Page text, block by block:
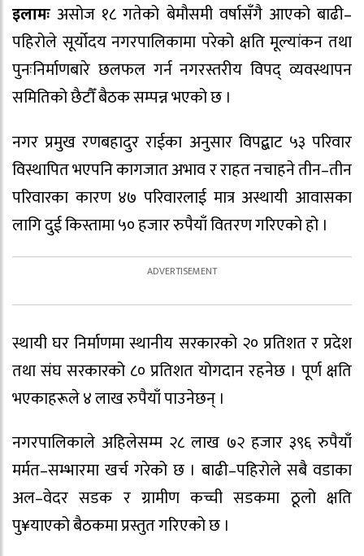
इलामः असोज १८ गतेको बेमौसमी वर्षासँगै आएको बाढी–
पहिरोले सूर्योदय नगरपालिकामा परेको क्षति मूल्यांकन तथा
पुनःनिर्माणबारे छलफल गर्न नगरस्तरीय विपद् व्यवस्थापन
समितिको छैटौँ बैठक सम्पन्न भएको छ ।
नगर प्रमुख रणबहादुर राईका अनुसार विपद्बाट ५३ परिवार
विस्थापित भएपनि कागजात अभाव र राहत नचाहने तीन–तीन
परिवारका कारण ४७ परिवारलाई मात्र अस्थायी आवासका
लागि दुई किस्तामा ५० हजार रुपैयाँ वितरण गरिएको हो ।
स्थायी घर निर्माणमा स्थानीय सरकारको २० प्रतिशत र प्रदेश
तथा संघ सरकारको ८० प्रतिशत योगदान रहनेछ । पूर्ण क्षति
भएकाहरूले ४ लाख रुपैयाँ पाउनेछन् ।
नगरपालिकाले अहिलेसम्म २८ लाख ७२ हजार ३९६ रुपैयाँ
मर्मत–सम्भारमा खर्च गरेको छ । बाढी–पहिरोले सबै वडाका
अल–वेदर सडक र ग्रामीण कच्ची सडकमा ठूलो क्षति
पु¥याएको बैठकमा प्रस्तुत गरिएको छ ।